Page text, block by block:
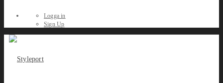
Logga in
Sign Up